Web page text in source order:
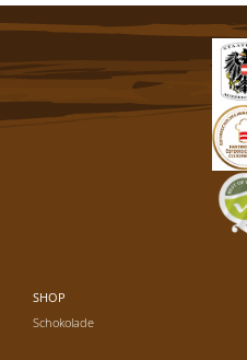
SHOP
Schokolade